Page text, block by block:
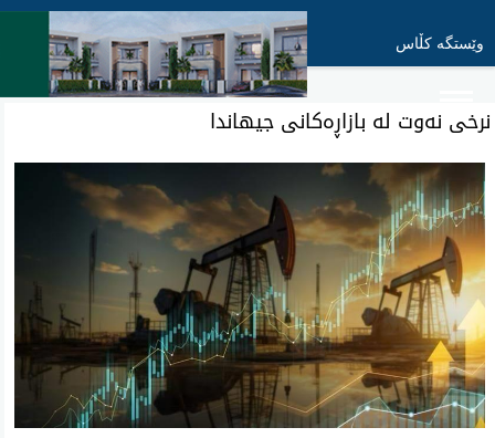
وێستگە کڵاس
نرخی نەوت لە بازاڕەکانی جیهاندا